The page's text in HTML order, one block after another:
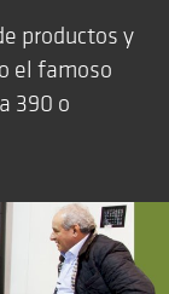
productos y
el famoso
390 o